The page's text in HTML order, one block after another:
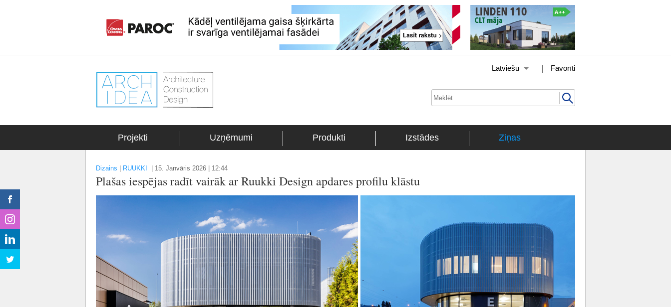
Favorīti
|
Latviešu
Projekti Uzņēmumi Produkti Izstādes Ziņas
Dizains RUUKKI 15. Janvāris 2026 | 12:44
Plašas iespējas radīt vairāk ar Ruukki Design apdares profilu klāstu